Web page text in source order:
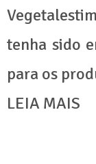
tenha sido
para os
LEIA MAIS